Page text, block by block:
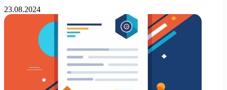
23.08.2024